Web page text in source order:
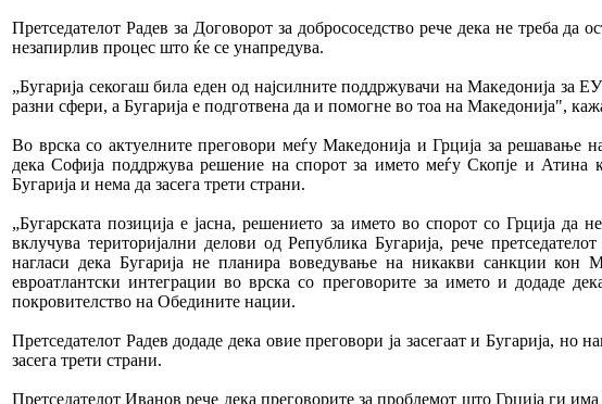
Претседателот Радев за Договорот за добрососедство рече дека не треба да
незапирлив процес што ќе се унапредува.
„Бугарија секогаш била еден од најсилните поддржувачи на Македонија
разни сфери, а Бугарија е подготвена да и помогне во тоа на Македонија",
Во врска со актуелните преговори меѓу Македонија и Грција за решавање
дека Софија поддржува решение на спорот за името меѓу Скопје и Атина
Бугарија и нема да засега трети страни.
„Бугарската позиција е јасна, решението за името во спорот со Грција да
вклучува територијални делови од Република Бугарија, рече
нагласи дека Бугарија не планира воведување на никакви санкции кон
евроатлантски интеграции во врска со преговорите за името и додаде
покровителство на Обедините нации.
Претседателот Радев додаде дека овие преговори ја засегаат и Бугарија,
засега трети страни.
Претседателот Иванов рече дека преговорите за проблемот што Грција ги